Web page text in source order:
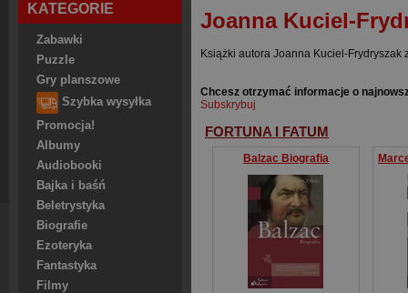
KATEGORIE
Zabawki
Puzzle
Gry planszowe
Szybka wysyłka
Promocja!
Albumy
Audiobooki
Bajka i baśń
Beletrystyka
Biografie
Ezoteryka
Fantastyka
Filmy
Joanna Kuciel-
Książki autora Joanna Kuciel-Frydryszak
Chcesz otrzymać informacje o
Subskrybuj
FORTUNA I FATUM
Balzac Biografia